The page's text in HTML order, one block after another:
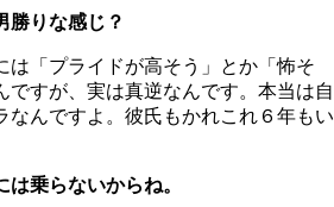
りな感じ？
「プライドが高そう」とか「怖そ
ですが、実は真逆なんです。本当は自
なんですよ。彼氏もかれこれ６年もい
乗らないからね。